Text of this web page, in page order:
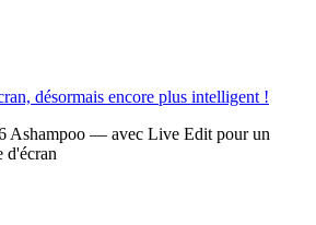
désormais encore plus intelligent !
Ashampoo — avec Live Edit pour un
d'écran